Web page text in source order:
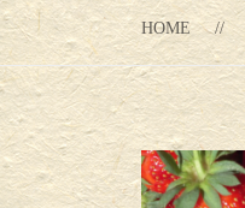
HOME